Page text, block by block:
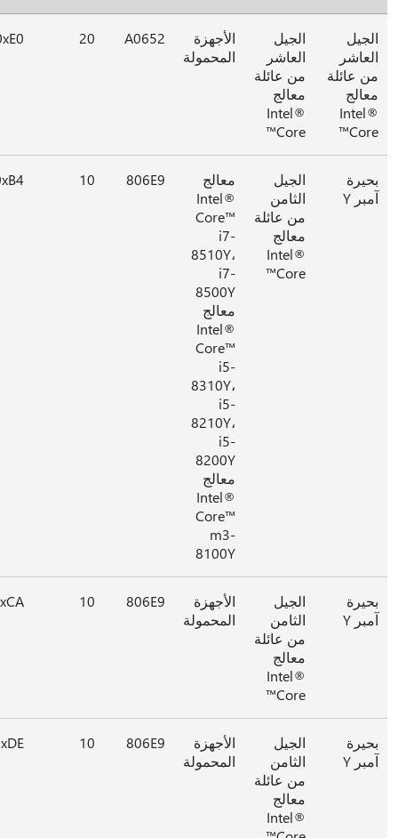
عائلة
الجيل
العاشر
من عائلة
معالج
Intel®
الأجهزة
المحمولة
A0652
الجيل
الثامن
من عائلة
معالج
Intel®
معالج
Intel®
Core™
8510Y،
8500Y
معالج
Intel®
Core™
8310Y،
8210Y،
8200Y
معالج
Intel®
Core™
8100Y
806E9
الجيل
الثامن
من عائلة
معالج
Intel®
الأجهزة
المحمولة
806E9
0xCA
الجيل
الثامن
من عائلة
معالج
Intel®
الأجهزة
المحمولة
806E9
0xDE